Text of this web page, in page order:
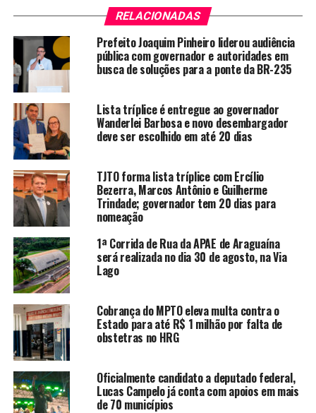
RELACIONADAS
Prefeito Joaquim Pinheiro liderou audiência
pública com governador e autoridades em
busca de soluções para a ponte da BR-235
Lista tríplice é entregue ao governador
Wanderlei Barbosa e novo desembargador
deve ser escolhido em até 20 dias
TJTO forma lista tríplice com Ercílio
Bezerra, Marcos Antônio e Guilherme
Trindade; governador tem 20 dias para
nomeação
1ª Corrida de Rua da APAE de Araguaína
será realizada no dia 30 de agosto, na Via
Lago
Cobrança do MPTO eleva multa contra o
Estado para até R$ 1 milhão por falta de
obstetras no HRG
Oficialmente candidato a deputado federal,
Lucas Campelo já conta com apoios em mais
de 70 municípios